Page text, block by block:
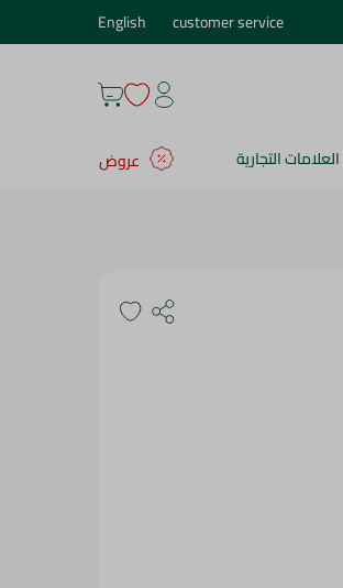
customer service
English
العلامات التجارية
عروض